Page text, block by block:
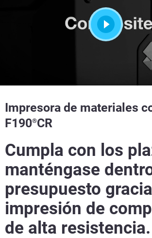
Impresora de materiales
F190®CR
Cumpla con los
manténgase
presupuesto
impresión de
de alta resistencia.